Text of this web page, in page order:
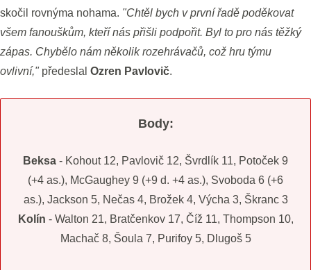
skočil rovnýma nohama. "Chtěl bych v první řadě poděkovat
všem fanouškům, kteří nás přišli podpořit. Byl to pro nás těžký
zápas. Chybělo nám několik rozehrávačů, což hru týmu
ovlivní," předeslal Ozren Pavlovič.
Body:
Beksa - Kohout 12, Pavlovič 12, Švrdlík 11, Potoček 9
(+4 as.), McGaughey 9 (+9 d. +4 as.), Svoboda 6 (+6
as.), Jackson 5, Nečas 4, Brožek 4, Výcha 3, Škranc 3
Kolín - Walton 21, Bratčenkov 17, Číž 11, Thompson 10,
Machač 8, Šoula 7, Purifoy 5, Dlugoš 5